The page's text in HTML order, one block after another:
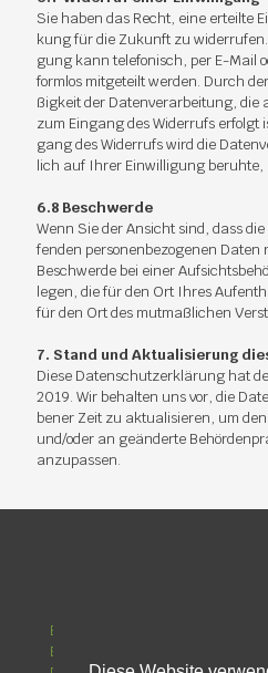
Sie ha­ben das Recht, eine er­teil­te
kung für die Zu­kunft zu
gung kann te­le­fo­nisch, per E-Mail
form­los mit­ge­teilt wer­den. Durch
ßig­keit der Da­ten­ver­ar­bei­tung, die
zum Ein­gang des Wi­der­rufs
gang des Wi­der­rufs wird die
lich auf Ih­rer Ein­wil­li­gung be­ruh­te,
6.8 Be­schwer­de
Wenn Sie der An­sicht sind, dass
fen­den per­so­nen­be­zo­ge­nen
Be­schwer­de bei ei­ner
le­gen, die für den Ort Ih­res
für den Ort des mut­maß­li­chen
7. Stand und Ak­tua­li­sie­rung
Die­se Da­ten­schutz­er­klä­rung hat
2019. Wir be­hal­ten uns vor, die
be­ner Zeit zu ak­tua­li­sie­ren, um
und/oder an ge­än­der­te
an­zu­pas­sen.
Bereiche
Beratung & Service